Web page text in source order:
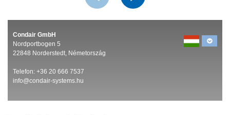
Condair GmbH
Nordportbogen 5
22848 Norderstedt, Németország
Telefon: +36 20 666 7537
info@condair-systems.hu